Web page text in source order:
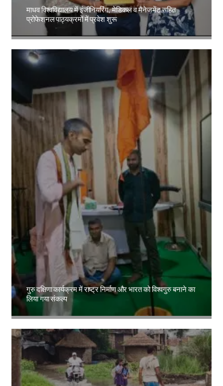
माधव विश्वविद्यालय में इंजीनियरिंग, मेडिकल व मैनेजमेंट सहित
प्रोफेशनल पाठ्यक्रमों में प्रवेश शुरू
Amit Lekh
गुरु दक्षिणा कार्यक्रम में राष्ट्र निर्माण और भारत को विश्वगुरु बनाने का
लिया गया संकल्प